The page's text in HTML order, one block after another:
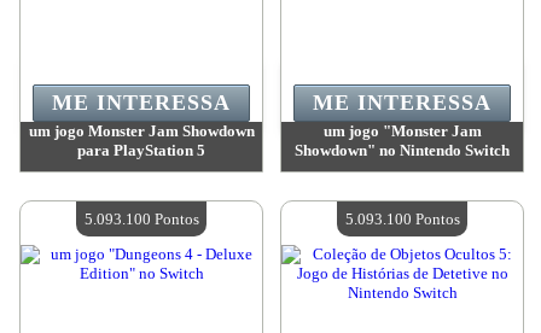
um jogo Monster Jam Showdown
para PlayStation 5
Quantidade disponível:4
ME INTERESSA
um jogo "Monster Jam
Showdown" no Nintendo Switch
Quantidade disponível:4
ME INTERESSA
5.093.100 Pontos 5.093.100 Pontos